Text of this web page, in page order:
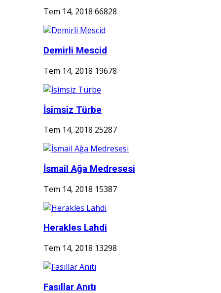
Tem 14, 2018 66828
Demirli Mescid
Tem 14, 2018 19678
İsimsiz Türbe
Tem 14, 2018 25287
İsmail Ağa Medresesi
Tem 14, 2018 15387
Herakles Lahdi
Tem 14, 2018 13298
Fasıllar Anıtı